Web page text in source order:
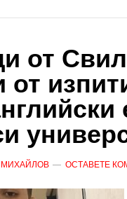
от
от
ОСТАВЕТЕ